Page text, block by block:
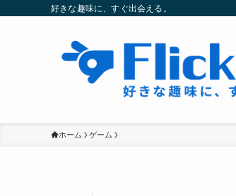
好きな趣味に、すぐ出会える。
ホーム ゲーム